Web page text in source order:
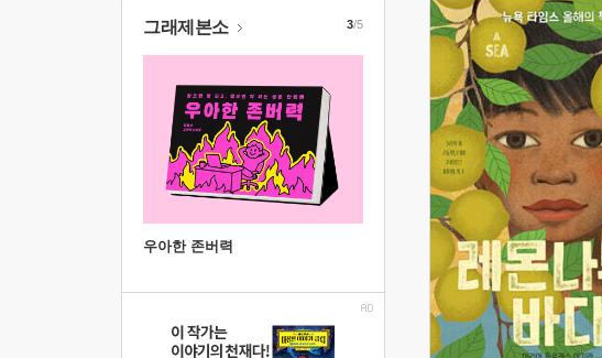
그래제본소
우아한 존버력
3/5